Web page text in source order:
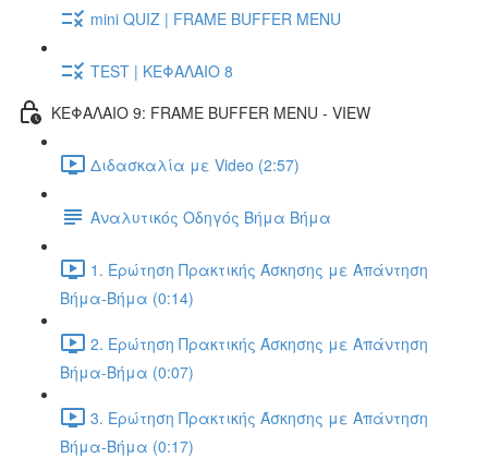
mini QUIZ | FRAME BUFFER MENU
TEST | ΚΕΦΑΛΑΙΟ 8
ΚΕΦΑΛΑΙΟ 9: FRAME BUFFER MENU - VIEW
Διδασκαλία με Video (2:57)
Αναλυτικός Οδηγός Βήμα Βήμα
1. Ερώτηση Πρακτικής Άσκησης με Απάντηση
Βήμα-Βήμα (0:14)
2. Ερώτηση Πρακτικής Άσκησης με Απάντηση
Βήμα-Βήμα (0:07)
3. Ερώτηση Πρακτικής Άσκησης με Απάντηση
Βήμα-Βήμα (0:17)